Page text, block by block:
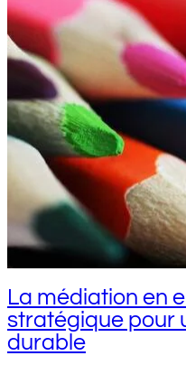
La médiation en
stratégique pour
durable